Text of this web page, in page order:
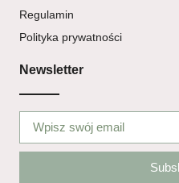
Regulamin
Polityka prywatności
Newsletter